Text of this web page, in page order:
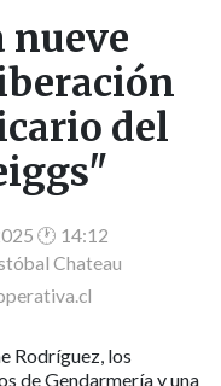
nueve
del
🕐 14:12
Chateau
Rodríguez, los
de Gendarmería y una